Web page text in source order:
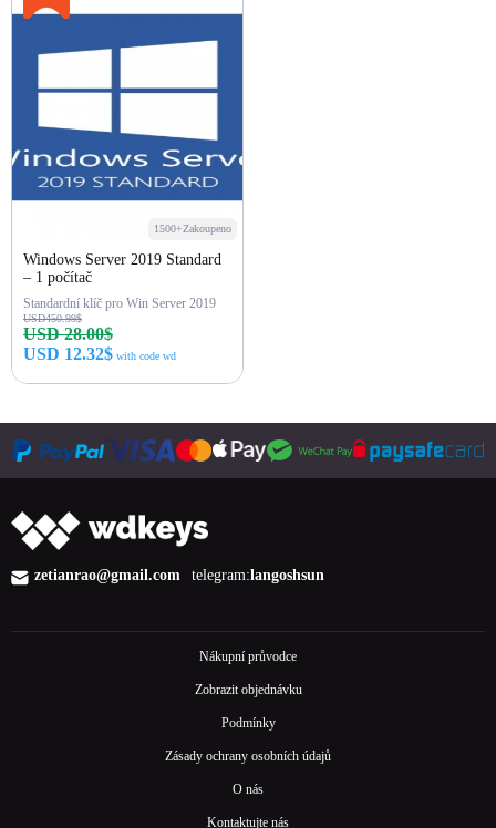
1500+Zakoupeno
Windows Server 2019 Standard
– 1 počítač
Standardní klíč pro Win Server 2019
USD450.99$
USD 28.00$
USD 12.32$ with code wd
zetianrao@gmail.com telegram:langoshsun
Nákupní průvodce
Zobrazit objednávku
Podmínky
Zásady ochrany osobních údajů
O nás
Kontaktujte nás